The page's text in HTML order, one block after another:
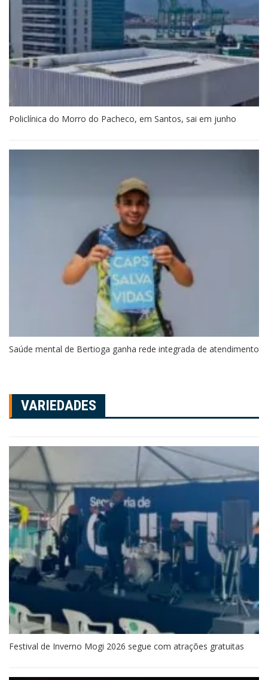
Policlínica do Morro do Pacheco, em Santos, sai em junho
Saúde mental de Bertioga ganha rede integrada de atendimento
VARIEDADES
Festival de Inverno Mogi 2026 segue com atrações gratuitas